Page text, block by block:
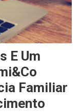
E Um
Familiar